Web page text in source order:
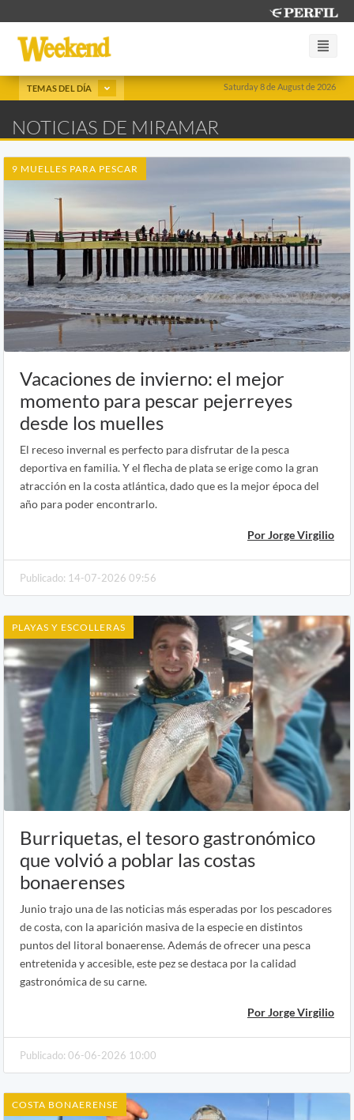
Saturday 8 de August de 2026
TEMAS DEL DÍA
NOTICIAS DE MIRAMAR
9 MUELLES PARA PESCAR
Vacaciones de invierno: el mejor
momento para pescar pejerreyes
desde los muelles
El receso invernal es perfecto para disfrutar de la pesca
deportiva en familia. Y el flecha de plata se erige como la gran
atracción en la costa atlántica, dado que es la mejor época del
año para poder encontrarlo.
Por Jorge Virgilio
Publicado: 14-07-2026 09:56
PLAYAS Y ESCOLLERAS
Burriquetas, el tesoro gastronómico
que volvió a poblar las costas
bonaerenses
Junio trajo una de las noticias más esperadas por los pescadores
de costa, con la aparición masiva de la especie en distintos
puntos del litoral bonaerense. Además de ofrecer una pesca
entretenida y accesible, este pez se destaca por la calidad
gastronómica de su carne.
Por Jorge Virgilio
Publicado: 06-06-2026 10:00
COSTA BONAERENSE